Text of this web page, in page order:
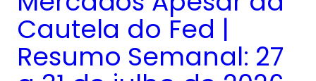
Cautela do Fed |
Resumo Semanal: 27